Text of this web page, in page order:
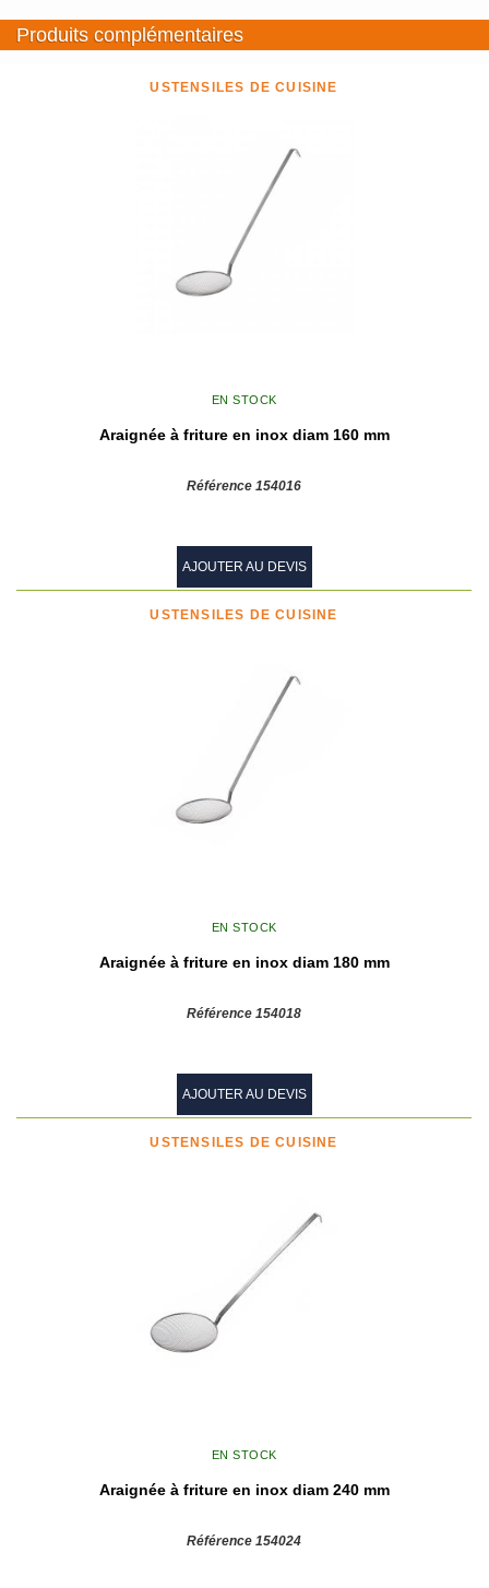
Produits complémentaires
USTENSILES DE CUISINE
EN STOCK
Araignée à friture en inox diam 160 mm
Référence 154016
AJOUTER AU DEVIS
USTENSILES DE CUISINE
EN STOCK
Araignée à friture en inox diam 180 mm
Référence 154018
AJOUTER AU DEVIS
USTENSILES DE CUISINE
EN STOCK
Araignée à friture en inox diam 240 mm
Référence 154024